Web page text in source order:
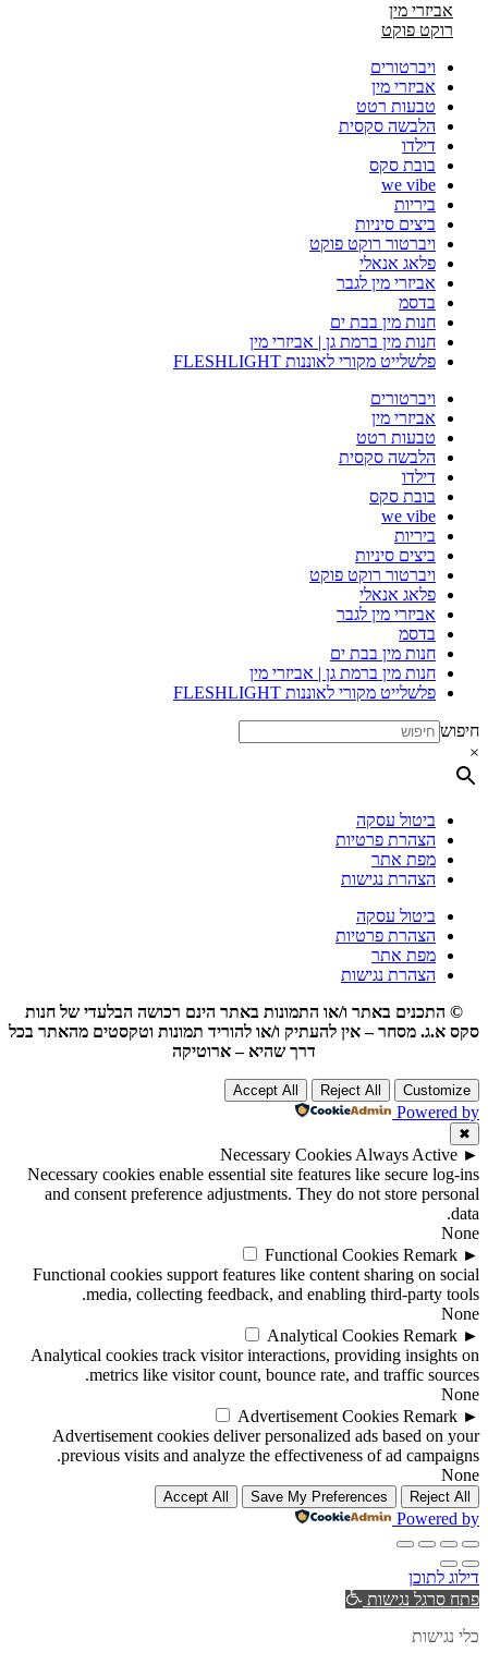
אביזרי מין
רוקט פוקט
ויברטורים
אביזרי מין
טבעות רטט
הלבשה סקסית
דילדו
בובת סקס
we vibe
ביריות
ביצים סיניות
ויברטור רוקט פוקט
פלאג אנאלי
אביזרי מין לגבר
בדסמ
חנות מין בבת ים
חנות מין ברמת גן | אביזרי מין
פלשלייט מקורי לאוננות FLESHLIGHT
ויברטורים
אביזרי מין
טבעות רטט
הלבשה סקסית
דילדו
בובת סקס
we vibe
ביריות
ביצים סיניות
ויברטור רוקט פוקט
פלאג אנאלי
אביזרי מין לגבר
בדסמ
חנות מין בבת ים
חנות מין ברמת גן | אביזרי מין
פלשלייט מקורי לאוננות FLESHLIGHT
חיפוש
×
ביטול עסקה
הצהרת פרטיות
מפת אתר
הצהרת נגישות
ביטול עסקה
הצהרת פרטיות
מפת אתר
הצהרת נגישות
© התכנים באתר ו/או התמונות באתר הינם רכושה הבלעדי של חנות
סקס א.ג. מסחר – אין להעתיק ו/או להוריד תמונות וטקסטים מהאתר בכל
דרך שהיא – ארוטיקה
Customize
Reject All
Accept All
Powered by
✖
►
Necessary Cookies Always Active
Necessary cookies enable essential site features like secure log-ins
and consent preference adjustments. They do not store personal
data.
None
►
Functional Cookies Remark
Functional cookies support features like content sharing on social
media, collecting feedback, and enabling third-party tools.
None
►
Analytical Cookies Remark
Analytical cookies track visitor interactions, providing insights on
metrics like visitor count, bounce rate, and traffic sources.
None
►
Advertisement Cookies Remark
Advertisement cookies deliver personalized ads based on your
previous visits and analyze the effectiveness of ad campaigns.
None
Reject All
Save My Preferences
Accept All
Powered by
דילוג לתוכן
פתח סרגל נגישות
כלי נגישות